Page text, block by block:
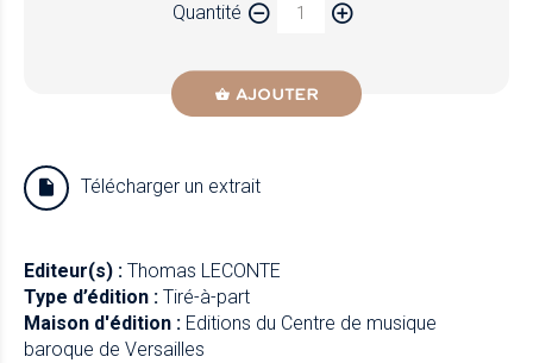
Quantité
AJOUTER
Télécharger un extrait
Editeur(s) : Thomas LECONTE
Type d’édition : Tiré-à-part
Maison d'édition : Editions du Centre de musique
baroque de Versailles